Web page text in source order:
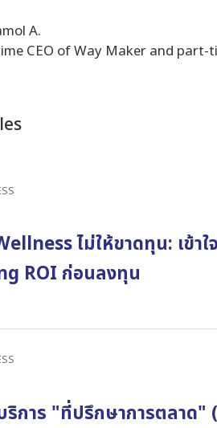
A.
CEO of Way Maker and part-
ไม่ให้ขาดทุน: เข้
ROI ก่อนลงทุน
บริการ "ที่ปรึกษาการตลา